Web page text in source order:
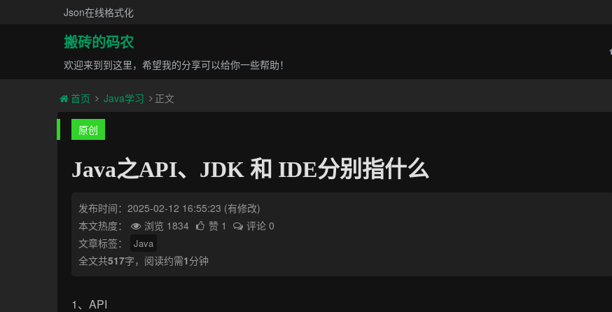
Json在线格式化
搬砖的码农
欢迎来到到这里，希望我的分享可以给你一些帮助！
首页 Java学习 正文
原创
Java之API、JDK 和 IDE分别指什么
发布时间：2025-02-12 16:55:23 (有修改)
本文热度：
浏览 1834 赞 1
评论 0
文章标签：
Java
全文共517字，阅读约需1分钟
1、API